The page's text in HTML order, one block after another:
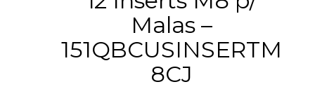
Malas –
151QBCUSINSERTM
8CJ